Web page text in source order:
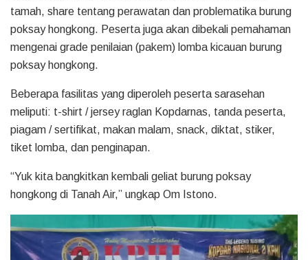
tamah, share tentang perawatan dan problematika burung
poksay hongkong. Peserta juga akan dibekali pemahaman
mengenai grade penilaian (pakem) lomba kicauan burung
poksay hongkong.
Beberapa fasilitas yang diperoleh peserta sarasehan
meliputi: t-shirt / jersey raglan Kopdarnas, tanda peserta,
piagam / sertifikat, makan malam, snack, diktat, stiker,
tiket lomba, dan penginapan.
“Yuk kita bangkitkan kembali geliat burung poksay
hongkong di Tanah Air,” ungkap Om Istono.